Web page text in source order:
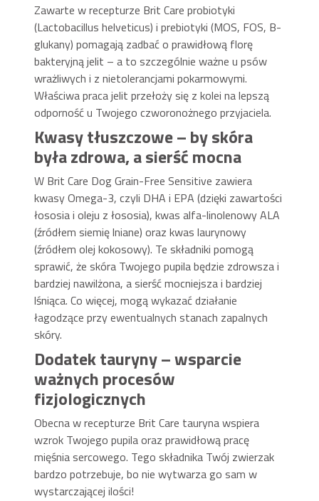
Zawarte w recepturze Brit Care probiotyki
(Lactobacillus helveticus) i prebiotyki (MOS, FOS, B-
glukany) pomagają zadbać o prawidłową florę
bakteryjną jelit – a to szczególnie ważne u psów
wrażliwych i z nietolerancjami pokarmowymi.
Właściwa praca jelit przełoży się z kolei na lepszą
odporność u Twojego czworonożnego przyjaciela.
Kwasy tłuszczowe – by skóra
była zdrowa, a sierść mocna
W Brit Care Dog Grain-Free Sensitive zawiera
kwasy Omega-3, czyli DHA i EPA (dzięki zawartości
łososia i oleju z łososia), kwas alfa-linolenowy ALA
(źródłem siemię lniane) oraz kwas laurynowy
(źródłem olej kokosowy). Te składniki pomogą
sprawić, że skóra Twojego pupila będzie zdrowsza i
bardziej nawilżona, a sierść mocniejsza i bardziej
lśniąca. Co więcej, mogą wykazać działanie
łagodzące przy ewentualnych stanach zapalnych
skóry.
Dodatek tauryny – wsparcie
ważnych procesów
fizjologicznych
Obecna w recepturze Brit Care tauryna wspiera
wzrok Twojego pupila oraz prawidłową pracę
mięśnia sercowego. Tego składnika Twój zwierzak
bardzo potrzebuje, bo nie wytwarza go sam w
wystarczającej ilości!